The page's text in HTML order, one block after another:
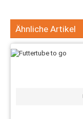
Ähnliche Artikel